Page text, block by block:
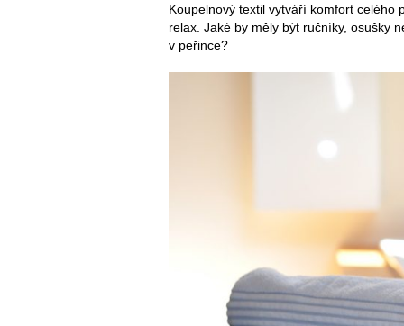
Koupelnový textil vytváří komfort celého
relax. Jaké by měly být ručníky, osušky
v peřince?